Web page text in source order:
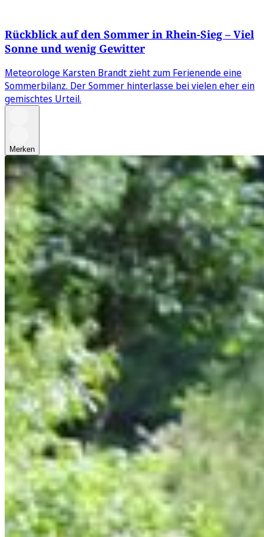
Rückblick auf den Sommer in Rhein-Sieg – Viel
Sonne und wenig Gewitter
Meteorologe Karsten Brandt zieht zum Ferienende eine
Sommerbilanz. Der Sommer hinterlasse bei vielen eher ein
gemischtes Urteil.
Merken